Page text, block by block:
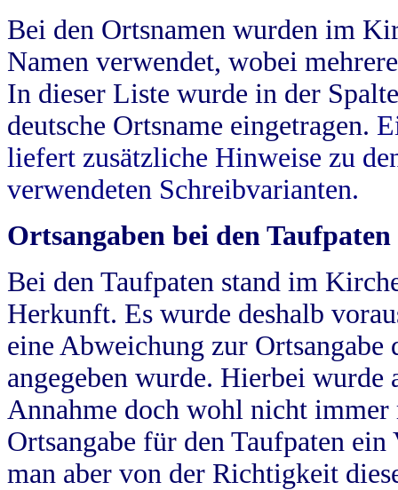
Bei den Ortsnamen wurden im
Namen verwendet, wobei
In dieser Liste wurde in der
deutsche Ortsname eingetragen.
liefert zusätzliche Hinweise zu
verwendeten Schreibvarianten.
Ortsangaben bei den Taufpaten
Bei den Taufpaten stand im
Herkunft. Es wurde deshalb
eine Abweichung zur
angegeben wurde. Hierbei wurde
Annahme doch wohl nicht
Ortsangabe für den Taufpaten
man aber von der Richtigkeit